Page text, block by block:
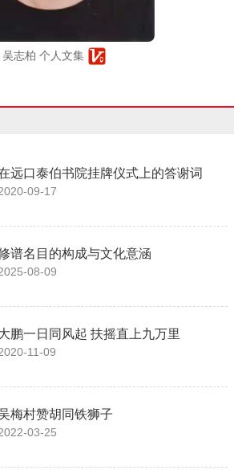
吴志柏 个人文集
远口泰伯书院挂牌仪式上的答谢词
09-17
谱名目的构成与文化意涵
08-09
鹏一日同风起 扶摇直上九万里
11-09
梅村赞胡同铁狮子
03-25